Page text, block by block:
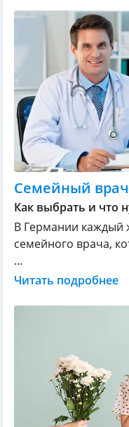
Семейный
Как выбрать и что
В Германии каждый
семейного врача,
...
Читать подробнее